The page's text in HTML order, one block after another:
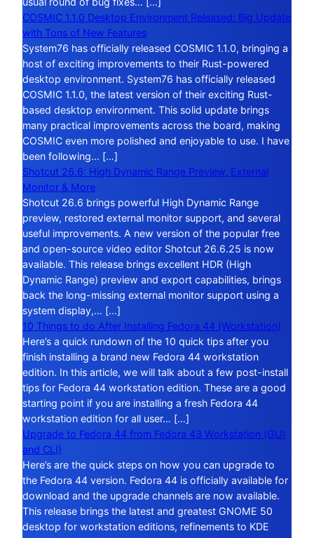
COSMIC 1.1.0 Desktop Environment Released: Big Update
with Tons of New Features
System76 has officially released COSMIC 1.1.0, bringing a
host of exciting improvements to their Rust-powered
desktop environment. System76 has officially released
COSMIC 1.1.0, the latest version of their exciting Rust-
based desktop environment. This solid update brings
many practical improvements across the board, making
COSMIC even more polished and enjoyable to use. I have
been following… […]
Shotcut 26.6: High Dynamic Range Preview, External
Monitor & More
Shotcut 26.6 brings powerful High Dynamic Range
preview, restored external monitor support, and several
useful improvements. A new version of the popular free
and open-source video editor Shotcut 26.6.25 is now
available. This release brings excellent HDR (High
Dynamic Range) preview and export capabilities, brings
back the long-missing external monitor support using a
system display,… […]
10 Things to do After Installing Fedora 44 (Workstation)
Here’s a quick rundown of the 10 quick tips after you
finish installing a brand new Fedora 44 workstation
edition. In this article, we will talk about a few post-install
tips for Fedora 44 workstation edition. These are a good
starting point if you are installing a fresh Fedora 44
workstation edition for all user… […]
Upgrade to Fedora 44 from Fedora 43 Workstation (GUI
and CLI)
Here’s are the quick steps on how you can upgrade to
the Fedora 44 version. Fedora 44 is officially available for
download and the upgrade channels are now available.
This release brings the latest and greatest GNOME 50
desktop for workstation editions, refinements to KDE